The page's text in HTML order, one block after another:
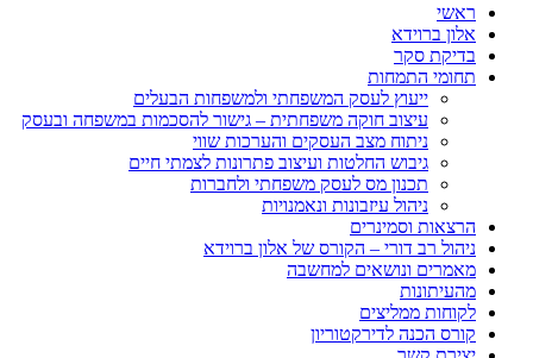
ראשי
אלון ברוידא
בדיקת סקר
תחומי התמחות
ייעוץ לעסק המשפחתי ולמשפחות הבעלים
עיצוב חוקה משפחתית – גישור להסכמות במשפחה ובעסק
ניתוח מצב העסקים והערכות שווי
גיבוש החלטות ועיצוב פתרונות לצמתי חיים
תכנון מס לעסק משפחתי ולחברות
ניהול עיזבונות ונאמנויות
הרצאות וסמינרים
ניהול רב דורי – הקורס של אלון ברוידא
מאמרים ונושאים למחשבה
מהעיתונות
לקוחות ממליצים
קורס הכנה לדירקטוריון